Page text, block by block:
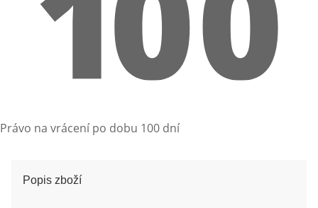
Právo na vrácení po dobu 100 dní
Popis zboží